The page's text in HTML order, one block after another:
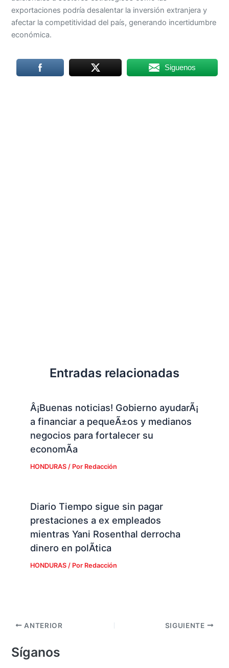
exportaciones podría desalentar la inversión extranjera y
afectar la competitividad del país, generando incertidumbre
económica.
Siguenos
Entradas relacionadas
Â¡Buenas noticias! Gobierno ayudarÃ¡
a financiar a pequeÃ±os y medianos
negocios para fortalecer su
economÃ­a
HONDURAS/ Por Redacción
Diario Tiempo sigue sin pagar
prestaciones a ex empleados
mientras Yani Rosenthal derrocha
dinero en polÃ­tica
HONDURAS/ Por Redacción
ANTERIOR SIGUIENTE
Síganos